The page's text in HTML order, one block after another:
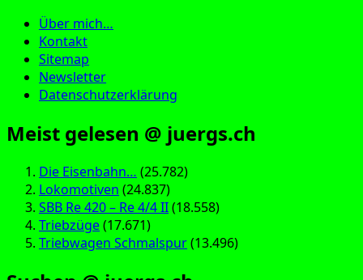
Über mich…
Kontakt
Sitemap
Newsletter
Datenschutzerklärung
Meist gelesen @ juergs.ch
Die Eisenbahn… (25.782)
Lokomotiven (24.837)
SBB Re 420 – Re 4/4 II(18.558)
Triebzüge(17.671)
Triebwagen Schmalspur(13.496)